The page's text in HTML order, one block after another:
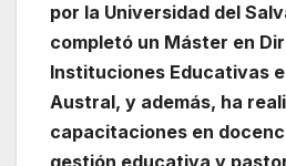
por la Universidad del
completó un Máster en
Instituciones Educativas
Austral, y además, ha
capacitaciones en